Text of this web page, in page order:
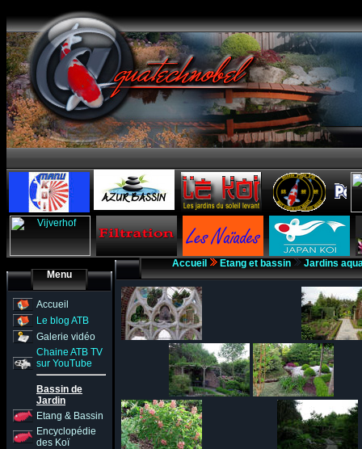
Menu
Accueil
Le blog ATB
Galerie vidéo
Chaine ATB TV
sur YouTube
Bassin de
Jardin
Etang & Bassin
Encyclopédie
des Koï
Accueil Etang et bassin Jardins